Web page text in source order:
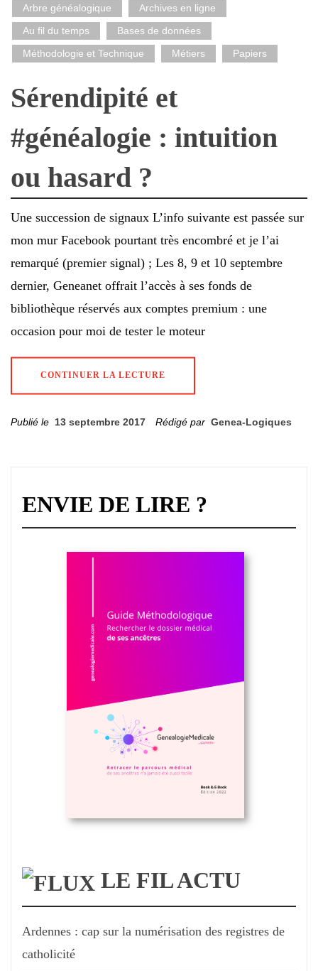
Arbre généalogique
Archives en ligne
Au fil du temps
Bases de données
Méthodologie et Technique
Métiers Papiers
Sérendipité et
#généalogie : intuition
ou hasard ?
Une succession de signaux L’info suivante est passée sur
mon mur Facebook pourtant très encombré et je l’ai
remarqué (premier signal) ; Les 8, 9 et 10 septembre
dernier, Geneanet offrait l’accès à ses fonds de
bibliothèque réservés aux comptes premium : une
occasion pour moi de tester le moteur
CONTINUER LA LECTURE
Publié le 13 septembre 2017 Rédigé par Genea-Logiques
ENVIE DE LIRE ?
LE FIL ACTU
Ardennes : cap sur la numérisation des registres de
catholicité